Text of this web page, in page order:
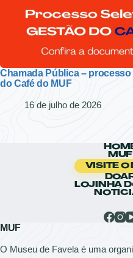
Chamada Pública –
do Café do MUF
16 de julho de 2026
MUF
VISITE O
LOJINHA
MUF
O Museu de Favela é uma